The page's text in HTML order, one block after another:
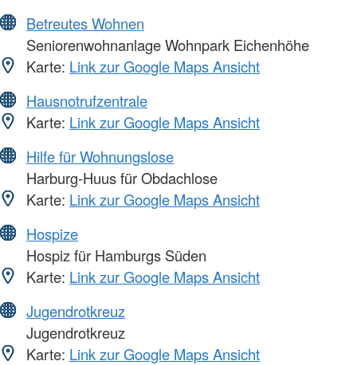
Betreutes Wohnen
Seniorenwohnanlage Wohnpark Eichenhöhe
Karte: Link zur Google Maps Ansicht
Hausnotrufzentrale
Karte: Link zur Google Maps Ansicht
Hilfe für Wohnungslose
Harburg-Huus für Obdachlose
Karte: Link zur Google Maps Ansicht
Hospize
Hospiz für Hamburgs Süden
Karte: Link zur Google Maps Ansicht
Jugendrotkreuz
Jugendrotkreuz
Karte: Link zur Google Maps Ansicht